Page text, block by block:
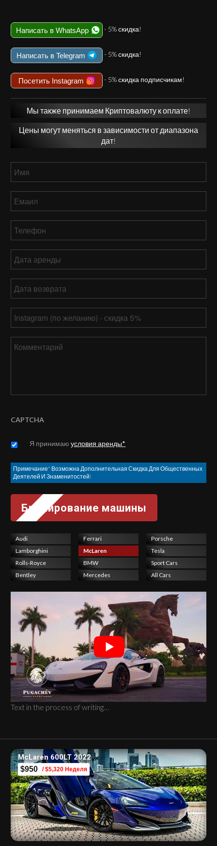
Написать в WhatsApp - 5% скидка!
Написать в Telegram - 5% скидка!
Посетить Instagram - 5% скидка подписчикам!
Мы также принимаем Криптовалюту к оплате!
Цены могут меняться в зависимости от диапазона
дат!
аренды
слеш
ДД
слеш
ГГГГ
возврата *
слеш
слеш
ГГГГ
Instagram
CAPTCHA
Untitled *
Я принимаюусловия аренды*
Примечание* Возможна Дополнительная Скидка Для Общественных
Деятелей И Знаменитостей!
Audi
Lamborghini
Rolls-Royce
Bentley
Ferrari
McLaren
BMW
Mercedes
Porsche
Tesla
Sport Cars
All Cars
Text in the process of writing…
McLaren 600LT 2022
$950 / $5,320 Неделя